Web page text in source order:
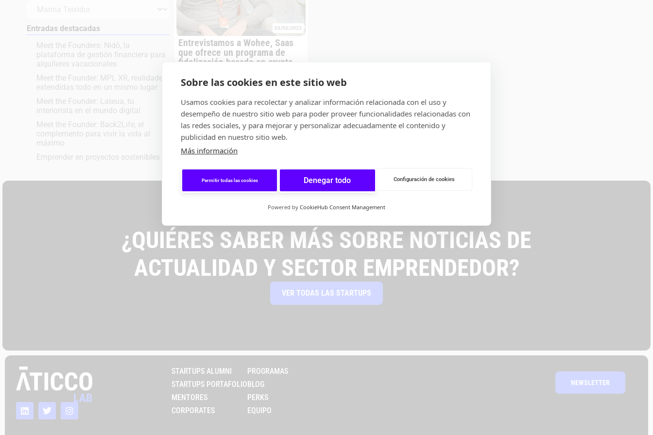
Entradas destacadas
Meet the Founders: Nidô, la
plataforma de gestión financiera para
alquileres vacacionales
Meet the Founder: MPL XR, realidades
extendidas todo en un mismo lugar
Meet the Founder: Lateua, tu
interiorista en el mundo digital
Meet the Founder: Back2Life, el
complemento para vivir la vida al
máximo
Emprender en proyectos sostenibles
03/03/2022
Entrevistamos a Wohee, Saas
que ofrece un programa de
fidelización basado en crypto
ENTREVISTAS
¿QUIÉRES SABER MÁS SOBRE NOTICIAS DE
ACTUALIDAD Y SECTOR EMPRENDEDOR?
VER TODAS LAS STARTUPS
STARTUPS ALUMNI
STARTUPS PORTAFOLIO
MENTORES
CORPORATES
PROGRAMAS
BLOG
PERKS
EQUIPO
NEWSLETTER
Sobre las cookies en este sitio web
Usamos cookies para recolectar y analizar información relacionada con el uso y
desempeño de nuestro sitio web para poder proveer funcionalidades relacionadas con
las redes sociales, y para mejorar y personalizar adecuadamente el contenido y
publicidad en nuestro sitio web.
Más información
Permitir todas las cookies Denegar todo Configuración de cookies
Powered by CookieHub Consent Management